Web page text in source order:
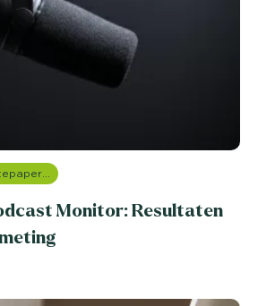
Whitepapers overzicht
Monitor: Resultaten